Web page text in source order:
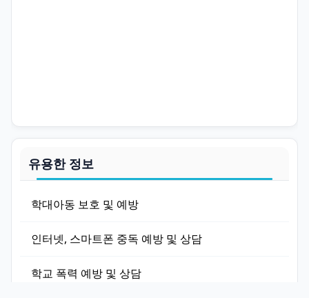
유용한 정보
학대아동 보호 및 예방
인터넷, 스마트폰 중독 예방 및 상담
학교 폭력 예방 및 상담